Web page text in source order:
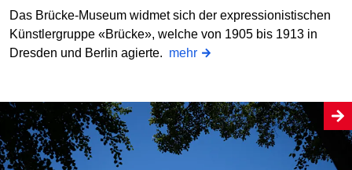
Das Brücke-Museum widmet sich der expressionistischen
Künstlergruppe «Brücke», welche von 1905 bis 1913 in
Dresden und Berlin agierte. mehr